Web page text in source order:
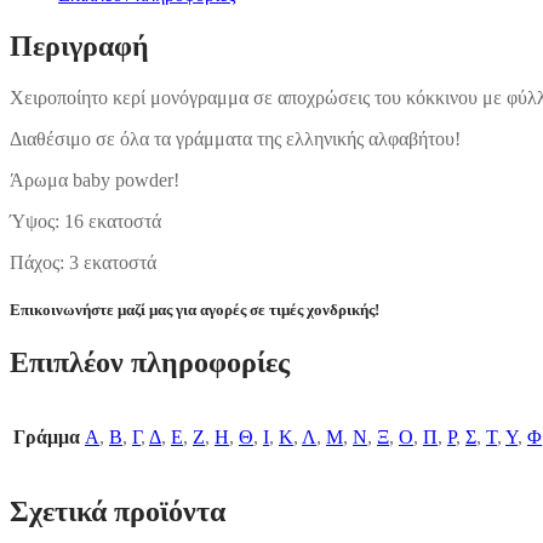
Περιγραφή
Χειροποίητο κερί μονόγραμμα σε αποχρώσεις του κόκκινου με
Διαθέσιμο σε όλα τα γράμματα της ελληνικής αλφαβήτου!
Άρωμα baby powder!
Ύψος: 16 εκατοστά
Πάχος: 3 εκατοστά
Επικοινωνήστε μαζί μας για αγορές σε τιμές χονδρικής!
Επιπλέον πληροφορίες
Γράμμα Α, Β, Γ, Δ, Ε, Ζ, Η, Θ, Ι, Κ, Λ, Μ, Ν, Ξ, Ο, Π, Ρ, Σ, Τ, Υ, Φ
Σχετικά προϊόντα